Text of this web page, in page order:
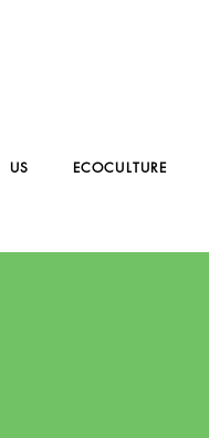
US ECOCULTURE